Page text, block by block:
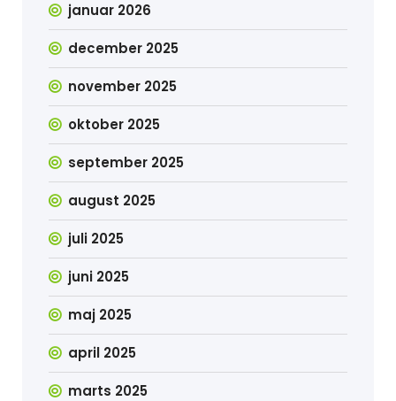
januar 2026
december 2025
november 2025
oktober 2025
september 2025
august 2025
juli 2025
juni 2025
maj 2025
april 2025
marts 2025